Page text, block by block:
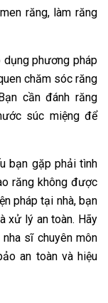
răng, làm răng
dụng phương pháp
chăm sóc răng
cần đánh răng
súc miệng để
bạn gặp phải tình
răng không được
pháp tại nhà, bạn
xử lý an toàn. Hãy
sĩ chuyên môn
an toàn và hiệu